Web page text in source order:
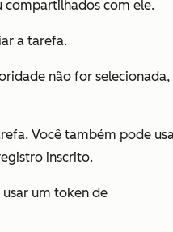
compartilhados com ele.
a tarefa.
não for selecionada,
Você também pode
inscrito.
um token de